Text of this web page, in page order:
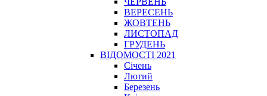
ВЕРЕСЕНЬ
ЖОВТЕНЬ
ЛИСТОПАД
ГРУДЕНЬ
ВІДОМОСТІ 2021
Січень
Лютий
Березень